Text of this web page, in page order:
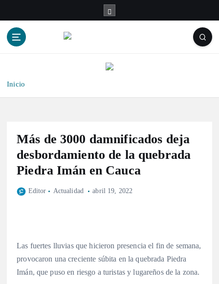
Inicio
Más de 3000 damnificados deja
desbordamiento de la quebrada
Piedra Imán en Cauca
Editor Actualidad abril 19, 2022
Las fuertes lluvias que hicieron presencia el fin de semana,
provocaron una creciente súbita en la quebrada Piedra
Imán, que puso en riesgo a turistas y lugareños de la zona.